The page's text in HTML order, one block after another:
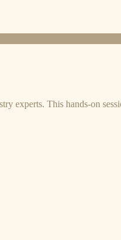
experts. This hands-on